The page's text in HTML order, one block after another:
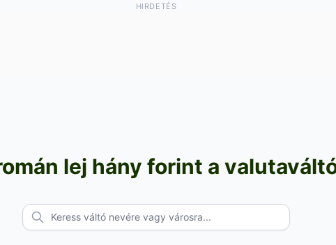
HIRDETÉS
lej hány forint a